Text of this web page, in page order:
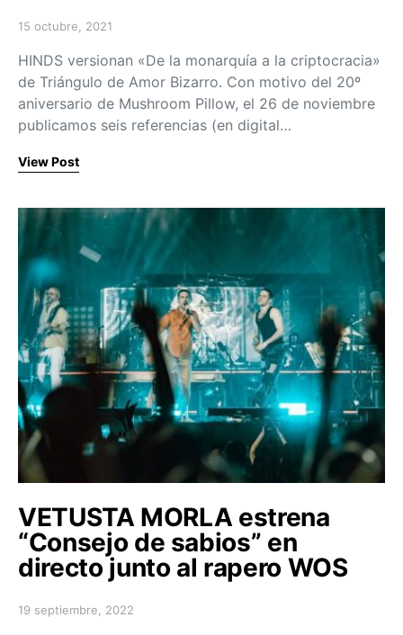
Posted on
15 octubre, 2021
HINDS versionan «De la monarquía a la criptocracia»
de Triángulo de Amor Bizarro. Con motivo del 20º
aniversario de Mushroom Pillow, el 26 de noviembre
publicamos seis referencias (en digital…
View Post
VETUSTA MORLA estrena
“Consejo de sabios” en
directo junto al rapero WOS
Posted on
19 septiembre, 2022